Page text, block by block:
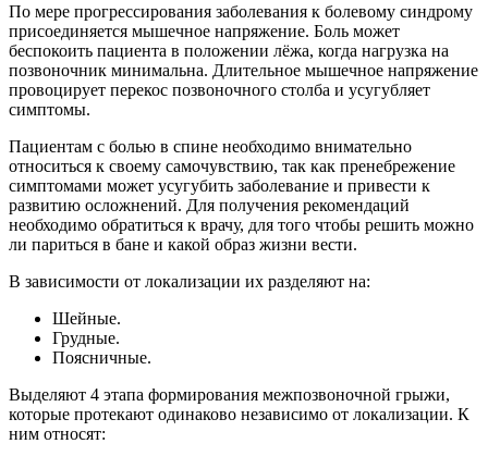
По мере прогрессирования заболевания к болевому синдрому
присоединяется мышечное напряжение. Боль может
беспокоить пациента в положении лёжа, когда нагрузка на
позвоночник минимальна. Длительное мышечное напряжение
провоцирует перекос позвоночного столба и усугубляет
симптомы.
Пациентам с болью в спине необходимо внимательно
относиться к своему самочувствию, так как пренебрежение
симптомами может усугубить заболевание и привести к
развитию осложнений. Для получения рекомендаций
необходимо обратиться к врачу, для того чтобы решить можно
ли париться в бане и какой образ жизни вести.
В зависимости от локализации их разделяют на:
Шейные.
Грудные.
Поясничные.
Выделяют 4 этапа формирования межпозвоночной грыжи,
которые протекают одинаково независимо от локализации. К
ним относят: